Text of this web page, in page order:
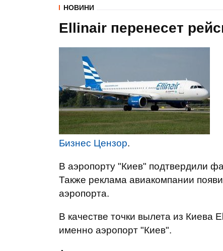
НОВИНИ
Ellinair перенесет
Бизнес Цензор.
В аэропорту "Киев" подтвердили
Также реклама авиакомпании
аэропорта.
В качестве точки вылета из Киева
именно аэропорт "Киев".